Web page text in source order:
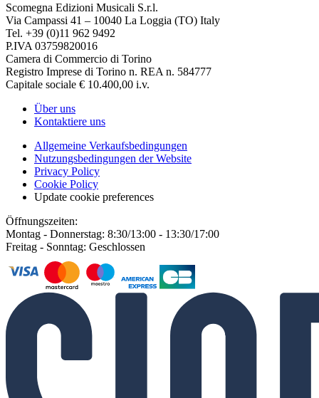
Scomegna Edizioni Musicali S.r.l.
Via Campassi 41 – 10040 La Loggia (TO) Italy
Tel. +39 (0)11 962 9492
P.IVA 03759820016
Camera di Commercio di Torino
Registro Imprese di Torino n. REA n. 584777
Capitale sociale € 10.400,00 i.v.
Über uns
Kontaktiere uns
Allgemeine Verkaufsbedingungen
Nutzungsbedingungen der Website
Privacy Policy
Cookie Policy
Update cookie preferences
Öffnungszeiten:
Montag - Donnerstag: 8:30/13:00 - 13:30/17:00
Freitag - Sonntag: Geschlossen